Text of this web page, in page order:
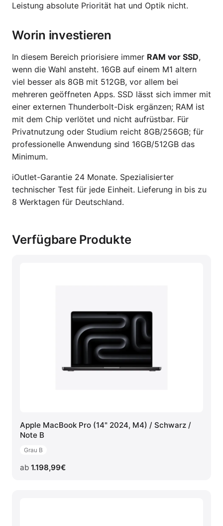
Leistung absolute Priorität hat und Optik nicht.
Worin investieren
In diesem Bereich priorisiere immer RAM vor SSD,
wenn die Wahl ansteht. 16GB auf einem M1 altern
viel besser als 8GB mit 512GB, vor allem bei
mehreren geöffneten Apps. SSD lässt sich immer mit
einer externen Thunderbolt-Disk ergänzen; RAM ist
mit dem Chip verlötet und nicht aufrüstbar. Für
Privatnutzung oder Studium reicht 8GB/256GB; für
professionelle Anwendung sind 16GB/512GB das
Minimum.
iOutlet-Garantie 24 Monate. Spezialisierter
technischer Test für jede Einheit. Lieferung in bis zu
8 Werktagen für Deutschland.
Verfügbare Produkte
Apple MacBook Pro (14" 2024, M4) / Schwarz /
Note B
Grau B
ab 1.198,99€